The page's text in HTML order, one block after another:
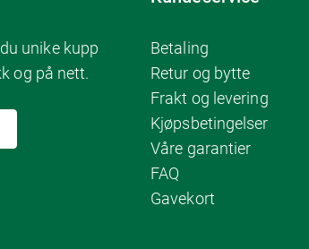
unike kupp
og på nett.
Betaling
Retur og bytte
Frakt og levering
Kjøpsbetingelser
Våre garantier
FAQ
Gavekort